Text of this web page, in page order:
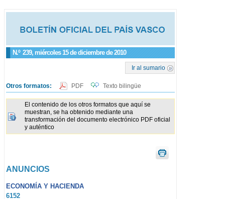
N.º 239, miércoles 15 de diciembre de 2010
Ir al sumario
Otros formatos: PDF Texto bilingüe
El contenido de los otros formatos que aquí se
muestran, se ha obtenido mediante una
transformación del documento electrónico PDF oficial
y auténtico
ANUNCIOS
ECONOMÍA Y HACIENDA
6152